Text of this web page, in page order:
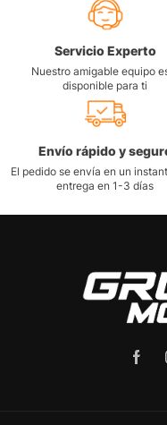
Servicio Experto
Nuestro amigable equipo
disponible para ti
Envío rápido y
El pedido se envía en un
entrega en 1-3 días